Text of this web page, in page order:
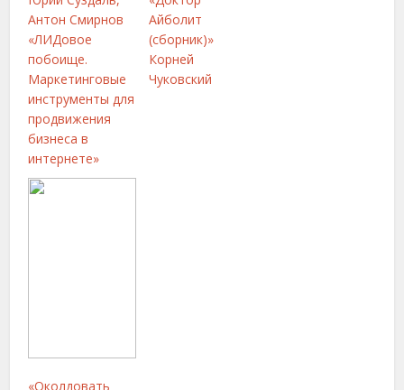
Антон Смирнов
«ЛИДовое
побоище.
Маркетинговые
инструменты для
продвижения
бизнеса в
интернете»
Айболит
(сборник)»
Корней
Чуковский
«Околдовать